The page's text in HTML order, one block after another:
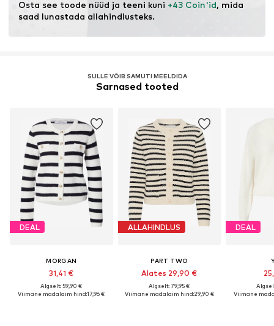
Osta see toode nüüd ja teeni kuni +43 Coin'id, mida
saad lunastada allahindlusteks.
SULLE VÕIB SAMUTI MEELDIDA
Sarnased tooted
DEAL
MORGAN
31,41 €
Algselt: 59,90 €
Viimane madalaim hind:17,96 €
ALLAHINDLUS
PART TWO
Alates 29,90 €
Algselt: 79,95 €
Viimane madalaim hind:29,90 €
DEAL
Viimane